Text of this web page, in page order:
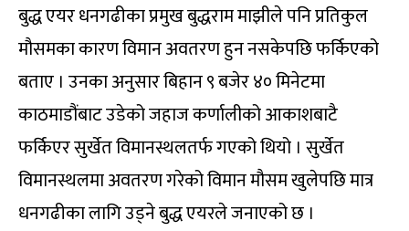
बुद्ध एयर धनगढीका प्रमुख बुद्धराम माझीले पनि प्रतिकुल
मौसमका कारण विमान अवतरण हुन नसकेपछि फर्किएको
बताए । उनका अनुसार बिहान ९ बजेर ४० मिनेटमा
काठमाडौंबाट उडेको जहाज कर्णालीको आकाशबाटै
फर्किएर सुर्खेत विमानस्थलतर्फ गएको थियो । सुर्खेत
विमानस्थलमा अवतरण गरेको विमान मौसम खुलेपछि मात्र
धनगढीका लागि उड्ने बुद्ध एयरले जनाएको छ ।